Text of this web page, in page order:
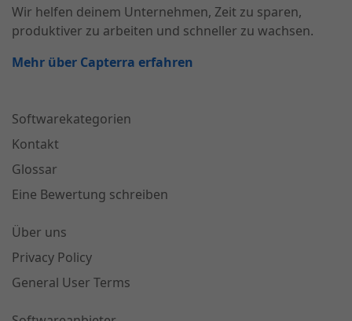
Wir helfen deinem Unternehmen, Zeit zu sparen,
produktiver zu arbeiten und schneller zu wachsen.
Mehr über Capterra erfahren
Softwarekategorien
Kontakt
Glossar
Eine Bewertung schreiben
Über uns
Privacy Policy
General User Terms